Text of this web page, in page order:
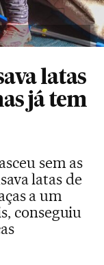
latas
já tem
sem as
latas de
a um
conseguiu